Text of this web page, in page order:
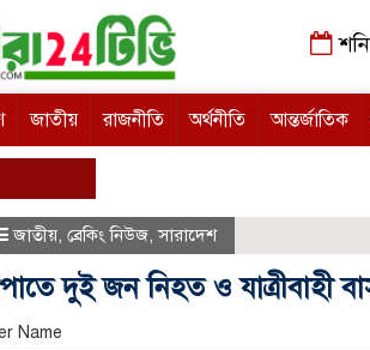
জাতীয় রাজনীতি অর্থনীতি আন্তর্জাতিক
জাতীয়, ব্রেকিং নিউজ,সারাদেশ
দুই জন নিহত ও
Name